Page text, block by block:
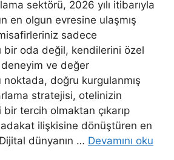
sektörü, 2026 yılı itibarıyla
en olgun evresine ulaşmış
sadece
bir oda değil, kendilerini özel
ve değer
noktada, doğru kurgulanmış
stratejisi, otelinizin
tercih olmaktan çıkarıp
ilişkisine dönüştüren en
dünyanın … Devamını oku